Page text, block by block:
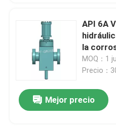
API 6A
la
MOQ：1
Precio：
Mejor precio